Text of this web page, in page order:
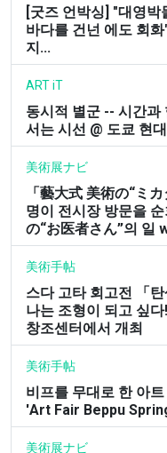
[굿즈 언박싱] "대영
바다를 건넌 에도 회
지...
ART iT
동시적 별군 -- 시간과
서는 시선 @ 도쿄 현
美術展ナビ
「藝大式 美術の“ミ
명이 전시장 방문을
の“お医者さん”의 일
美術手帖
스다 고타 회고전 「
나는 조형이 되고 싶
창조센터에서 개최
美術手帖
비프를 무대로 한 아
'Art Fair Beppu
美術展ナビ